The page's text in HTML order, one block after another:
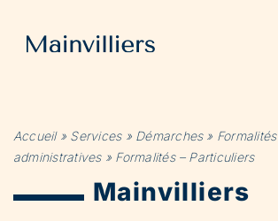
contenu
Accueil» Services» Démarches» Formalités
administratives» Formalités – Particuliers
Mainvilliers